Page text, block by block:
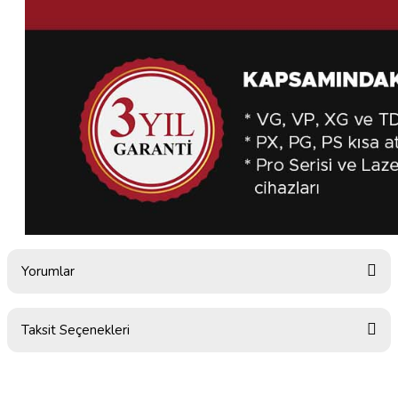
Yorumlar
Taksit Seçenekleri